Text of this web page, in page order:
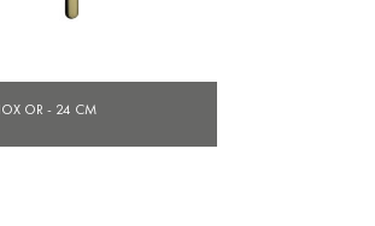
Aperçu rapide
OR - 24 CM